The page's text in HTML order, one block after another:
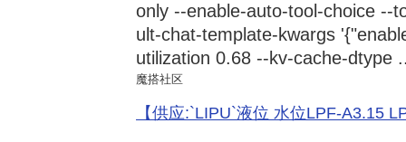
only --enable-auto-tool-choice --
ult-chat-template-kwargs
utilization 0.68 --kv-cache-dtype
魔搭社区
【供应:`LIPU`液位 水位LPF-A3.15